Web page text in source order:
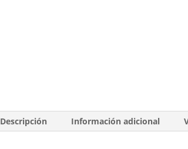
Descripción Información adicional